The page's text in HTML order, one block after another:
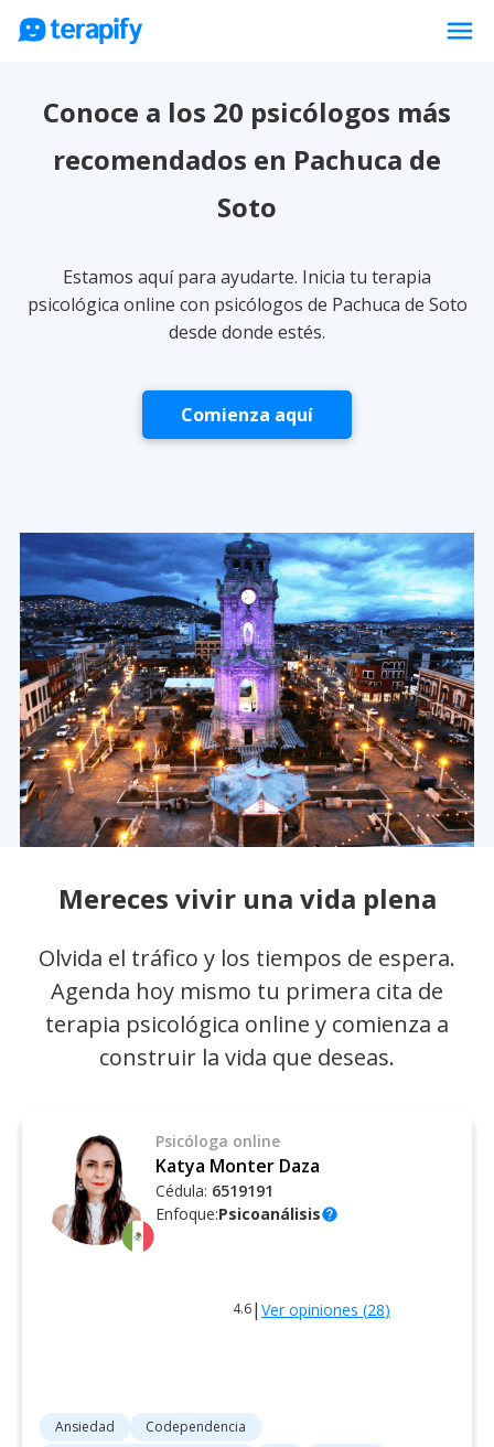
menu
Opiniones
Blog
Trabaja con nosotros
Conoce a los 20 psicólogos más
recomendados en Pachuca de
Soto
Estamos aquí para ayudarte. Inicia tu terapia
psicológica online con psicólogos de Pachuca de Soto
desde donde estés.
Comienza aquí
Mereces vivir una vida plena
Olvida el tráfico y los tiempos de espera.
Agenda hoy mismo tu primera cita de
terapia psicológica online y comienza a
construir la vida que deseas.
Psicóloga online
Katya Monter Daza
Cédula: 6519191
Enfoque:Psicoanálisishelp
4.6| Ver opiniones (28)
Ansiedad
Codependencia